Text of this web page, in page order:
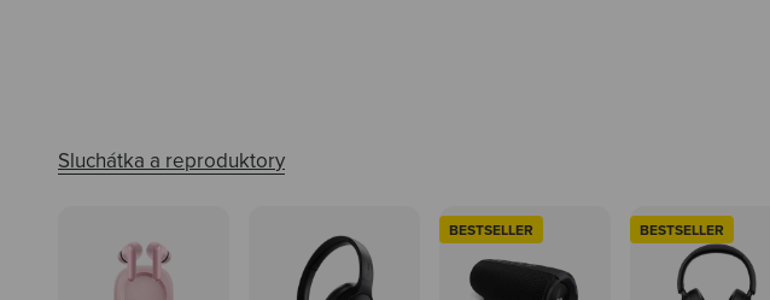
BESTSELLER BESTSELLER